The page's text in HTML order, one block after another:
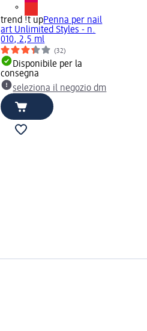
trend !t upPenna per nail
art Unlimited Styles - n.
010, 2,5 ml
(32)
Disponibile per la
consegna
seleziona il negozio dm